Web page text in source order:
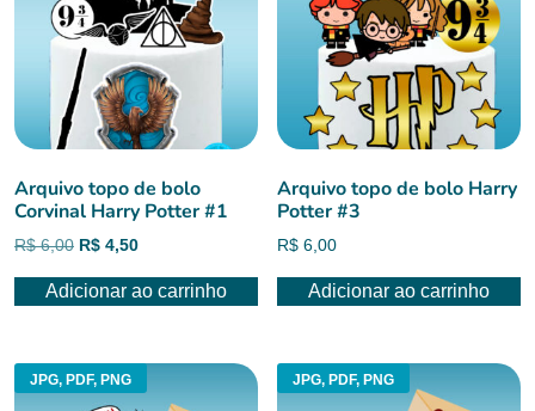
Arquivo topo de bolo
Corvinal Harry Potter #1
R$6,00 O
original
R$ 4,50O
atual
Adicionar ao carrinho
Arquivo topo de bolo Harry
Potter #3
R$ 6,00
Adicionar ao carrinho
JPG, PDF, PNG JPG, PDF, PNG